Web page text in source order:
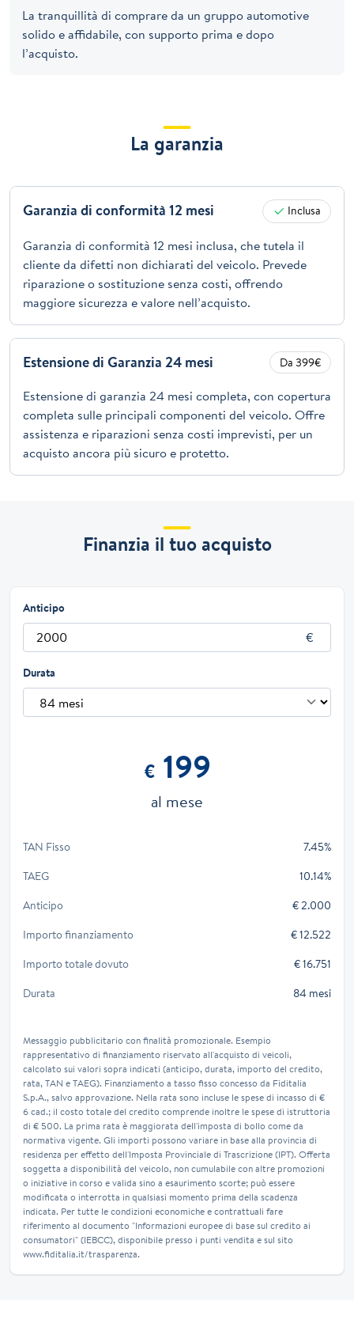
La tranquillità di comprare da un gruppo automotive
solido e affidabile, con supporto prima e dopo
l’acquisto.
La garanzia
Garanzia di conformità 12 mesi Inclusa
Garanzia di conformità 12 mesi inclusa, che tutela il
cliente da difetti non dichiarati del veicolo. Prevede
riparazione o sostituzione senza costi, offrendo
maggiore sicurezza e valore nell’acquisto.
Estensione di Garanzia 24 mesi Da 399€
Estensione di garanzia 24 mesi completa, con copertura
completa sulle principali componenti del veicolo. Offre
assistenza e riparazioni senza costi imprevisti, per un
acquisto ancora più sicuro e protetto.
Finanzia il tuo acquisto
Anticipo
Durata
€199
al mese
TAN Fisso
7.45%
TAEG
10.14%
Anticipo
€ 2.000
Importo finanziamento
€ 12.522
Importo totale dovuto
€ 16.751
Durata
84 mesi
Messaggio pubblicitario con finalità promozionale. Esempio
rappresentativo di finanziamento riservato all'acquisto di veicoli,
calcolato sui valori sopra indicati (anticipo, durata, importo del credito,
rata, TAN e TAEG). Finanziamento a tasso fisso concesso da Fiditalia
S.p.A., salvo approvazione. Nella rata sono incluse le spese di incasso di €
6 cad.; il costo totale del credito comprende inoltre le spese di istruttoria
di € 500. La prima rata è maggiorata dell'imposta di bollo come da
normativa vigente. Gli importi possono variare in base alla provincia di
residenza per effetto dell'Imposta Provinciale di Trascrizione (IPT). Offerta
soggetta a disponibilità del veicolo, non cumulabile con altre promozioni
o iniziative in corso e valida sino a esaurimento scorte; può essere
modificata o interrotta in qualsiasi momento prima della scadenza
indicata. Per tutte le condizioni economiche e contrattuali fare
riferimento al documento "Informazioni europee di base sul credito ai
consumatori" (IEBCC), disponibile presso i punti vendita e sul sito
www.fiditalia.it/trasparenza.